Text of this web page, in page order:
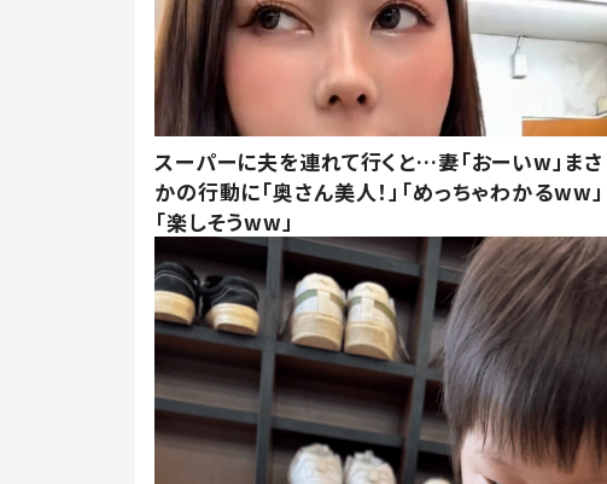
スーパーに夫を連れて行くと…妻「おーいw」まさ
かの行動に「奥さん美人！」「めっちゃわかるww」
「楽しそうww」